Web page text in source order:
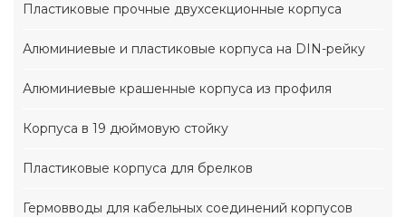
Пластиковые прочные двухсекционные корпуса
Алюминиевые и пластиковые корпуса на DIN-рейку
Алюминиевые крашенные корпуса из профиля
Корпуса в 19 дюймовую стойку
Пластиковые корпуса для брелков
Гермовводы для кабельных соединений корпусов